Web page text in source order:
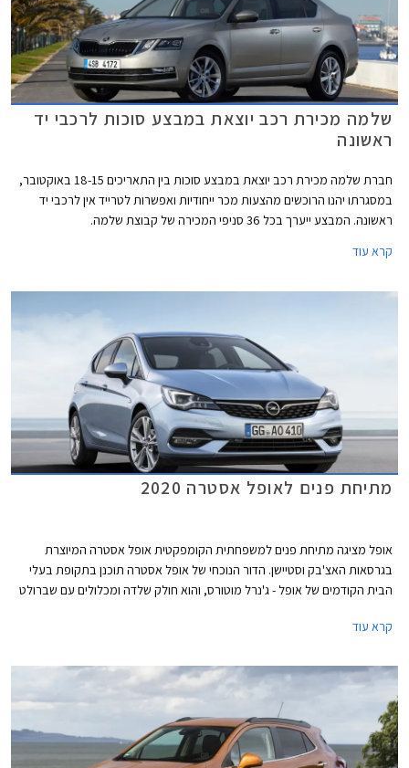
שלמה מכירת רכב יוצאת במבצע סוכות לרכבי יד
ראשונה
חברת שלמה מכירת רכב יוצאת במבצע סוכות בין התאריכים 18-15 באוקטובר,
במסגרתו יהנו הרוכשים מהצעות מכר ייחודיות ואפשרות לטרייד אין לרכבי יד
ראשונה. המבצע ייערך בכל 36 סניפי המכירה של קבוצת שלמה.
קרא עוד
מתיחת פנים לאופל אסטרה 2020
אופל מציגה מתיחת פנים למשפחתית הקומפקטית אופל אסטרה המיוצרת
בגרסאות האצ'בק וסטיישן. הדור הנוכחי של אופל אסטרה תוכנן בתקופת בעלי
הבית הקודמים של אופל - ג'נרל מוטורס, והוא חולק שלדה ומכלולים עם שברולט
קרא עוד